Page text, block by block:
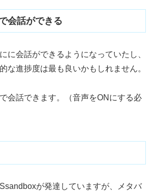
会話ができる
に会話ができるようになっていたし、
な進捗度は最も良いかもしれません。
会話できます。（音声をONにする必
が発達していますが、メタバ